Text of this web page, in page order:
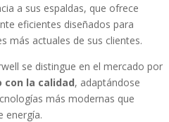
a sus espaldas, que ofrece
eficientes diseñados para
más actuales de sus clientes.
se distingue en el mercado por
la calidad, adaptándose
más modernas que
energía.